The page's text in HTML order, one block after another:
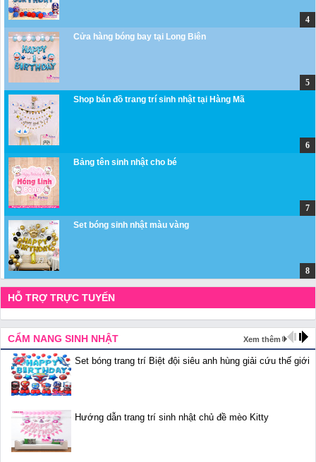
Cửa hàng bóng bay tại Long Biên
Shop bán đồ trang trí sinh nhật tại Hàng Mã
Bảng tên sinh nhật cho bé
Set bóng sinh nhật màu vàng
HỖ TRỢ TRỰC TUYẾN
CẨM NANG SINH NHẬT Xem thêm
Set bóng trang trí Biệt đội siêu anh hùng giải cứu thế giới
Hướng dẫn trang trí sinh nhật chủ đề mèo Kitty